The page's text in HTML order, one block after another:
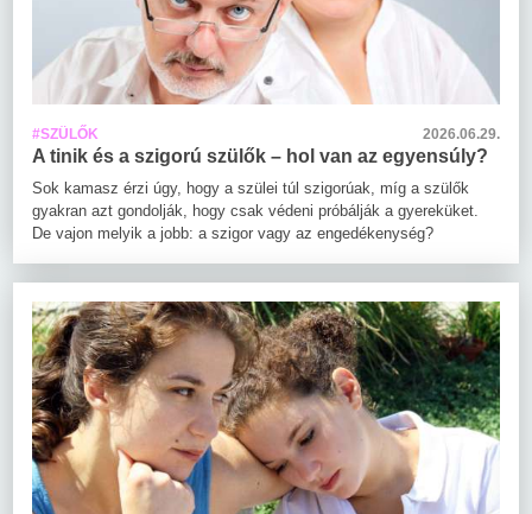
#SZÜLŐK 2026.06.29.
A tinik és a szigorú szülők – hol van az egyensúly?
Sok kamasz érzi úgy, hogy a szülei túl szigorúak, míg a szülők
gyakran azt gondolják, hogy csak védeni próbálják a gyereküket.
De vajon melyik a jobb: a szigor vagy az engedékenység?